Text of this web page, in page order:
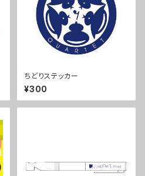
ちどりステッカー
¥300